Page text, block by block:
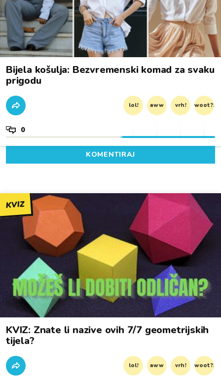
Bijela košulja: Bezvremenski komad za svaku
prigodu
lol! aww vrh! woot?!
0
KOMENTIRAJ
KVIZ
KVIZ: Znate li nazive ovih 7/7 geometrijskih
tijela?
lol! aww vrh! woot?!